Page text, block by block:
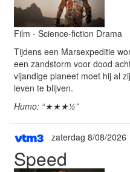
Film - Science-fiction Drama
Tijdens een Marsexpeditie
een zandstorm voor dood
vijandige planeet moet hij al
leven te blijven.
Humo: “★★★½”
zaterdag 8/08/2026
Speed